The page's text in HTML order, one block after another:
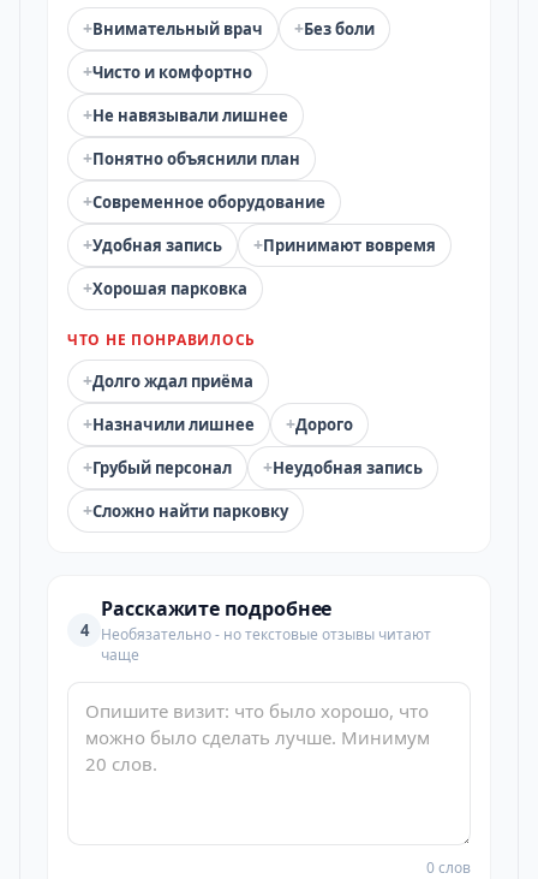
+Внимательный врач +Без боли
+Чисто и комфортно
+Не навязывали лишнее
+Понятно объяснили план
+Современное оборудование
+Удобная запись +Принимают вовремя
+Хорошая парковка
ЧТО НЕ ПОНРАВИЛОСЬ
+Долго ждал приёма
+Назначили лишнее +Дорого
+Грубый персонал +Неудобная запись
+Сложно найти парковку
4
Расскажите подробнее
Необязательно - но текстовые отзывы читают
чаще
0 слов